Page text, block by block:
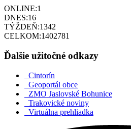
ONLINE:1
DNES:16
TÝŽDEŇ:1342
CELKOM:1402781
Ďalšie užitočné odkazy
Cintorín
Geoportál obce
ZMO Jaslovské Bohunice
Trakovické noviny
Virtuálna prehliadka